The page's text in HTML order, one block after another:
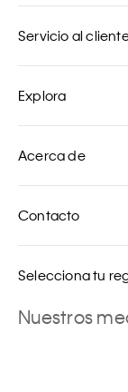
Servicio al
Explora
Acerca de
Contacto
Selecciona tu
Nuestros